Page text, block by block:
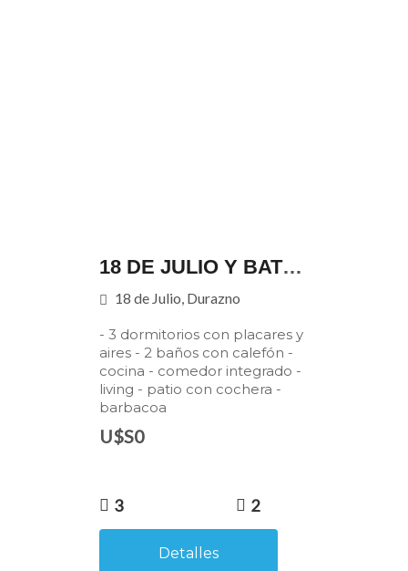
18 DE JULIO Y BATLLE BERRES
18 de Julio, Durazno
- 3 dormitorios con placares y
aires - 2 baños con calefón -
cocina - comedor integrado -
living - patio con cochera -
barbacoa
U$S0
3 2
Detalles